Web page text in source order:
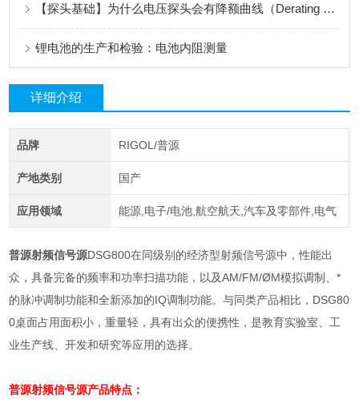
【探头基础】为什么电压探头会有降额曲线（Derating Curve）指标
锂电池的生产和检验：电池内阻测量
详细介绍
品牌 RIGOL/普源
产地类别 国产
应用领域 能源,电子/电池,航空航天,汽车及零部件,电气
普源射频信号源DSG800在同级别的经济型射频信号源中，性能出
众，具备完备的频率和功率扫描功能，以及AM/FM/ØM模拟调制、*
的脉冲调制功能和全新添加的IQ调制功能。与同类产品相比，DSG80
0桌面占用面积小，重量轻，具有出众的便携性，是教育实验室、工
业生产线、开发和研究等应用的选择。
普源射频信号源产品特点：